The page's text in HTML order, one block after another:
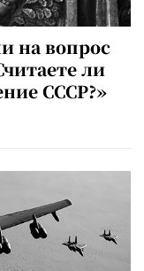
на вопрос
ли
СССР?»